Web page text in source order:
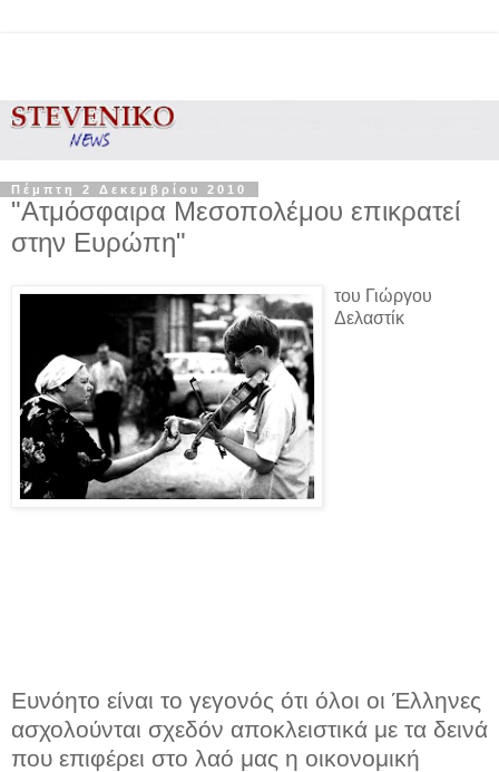
Πέμπτη 2 Δεκεμβρίου 2010
"Ατμόσφαιρα Μεσοπολέμου επικρατεί
στην Ευρώπη"
του Γιώργου
Δελαστίκ
Eυνόητο είναι το γεγονός ότι όλοι οι Έλληνες
ασχολούνται σχεδόν αποκλειστικά με τα δεινά
που επιφέρει στο λαό μας η οικονομική